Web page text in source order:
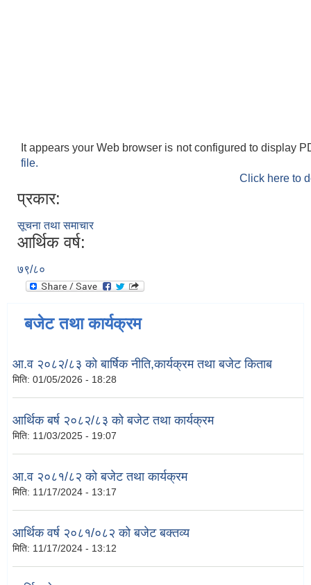
It appears your Web browser is not configured to display
file.
Click here to
प्रकार:
सूचना तथा समाचार
आर्थिक वर्ष:
७९/८०
बजेट तथा कार्यक्रम
आ.व २०८२/८३ को बार्षिक नीति,कार्यक्रम तथा बजेट किताब
मिति: 01/05/2026 - 18:28
आर्थिक बर्ष २०८२/८३ को बजेट तथा कार्यक्रम
मिति: 11/03/2025 - 19:07
आ.व २०८१/८२ को बजेट तथा कार्यक्रम
मिति: 11/17/2024 - 13:17
आर्थिक वर्ष २०८१/०८२ को बजेट बक्तव्य
मिति: 11/17/2024 - 13:12